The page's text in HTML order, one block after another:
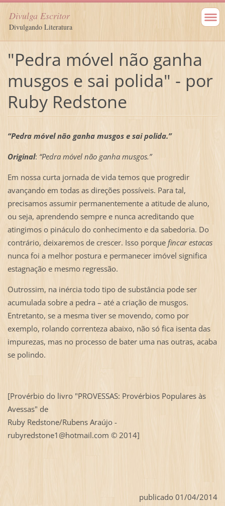
Divulga Escritor
Divulgando Literatura
"Pedra móvel não ganha
musgos e sai polida" - por
Ruby Redstone
“Pedra móvel não ganha musgos e sai polida.”
Original: “Pedra móvel não ganha musgos.”
Em nossa curta jornada de vida temos que progredir
avançando em todas as direções possíveis. Para tal,
precisamos assumir permanentemente a atitude de aluno,
ou seja, aprendendo sempre e nunca acreditando que
atingimos o pináculo do conhecimento e da sabedoria. Do
contrário, deixaremos de crescer. Isso porque fincar estacas
nunca foi a melhor postura e permanecer imóvel significa
estagnação e mesmo regressão.
Outrossim, na inércia todo tipo de substância pode ser
acumulada sobre a pedra – até a criação de musgos.
Entretanto, se a mesma tiver se movendo, como por
exemplo, rolando correnteza abaixo, não só fica isenta das
impurezas, mas no processo de bater uma nas outras, acaba
se polindo.
[Provérbio do livro "PROVESSAS: Provérbios Populares às
Avessas" de
Ruby Redstone/Rubens Araújo -
rubyredstone1@hotmail.com © 2014]
publicado 01/04/2014